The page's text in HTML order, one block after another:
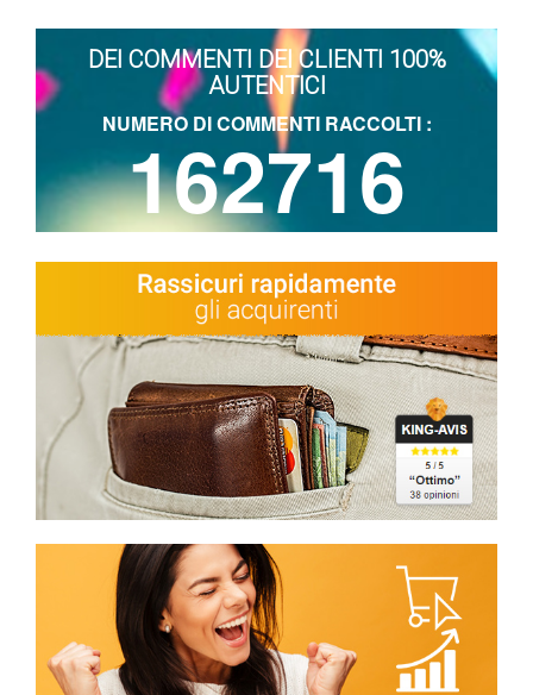
DEI COMMENTI DEI CLIENTI 100%
AUTENTICI
NUMERO DI COMMENTI RACCOLTI :
162716